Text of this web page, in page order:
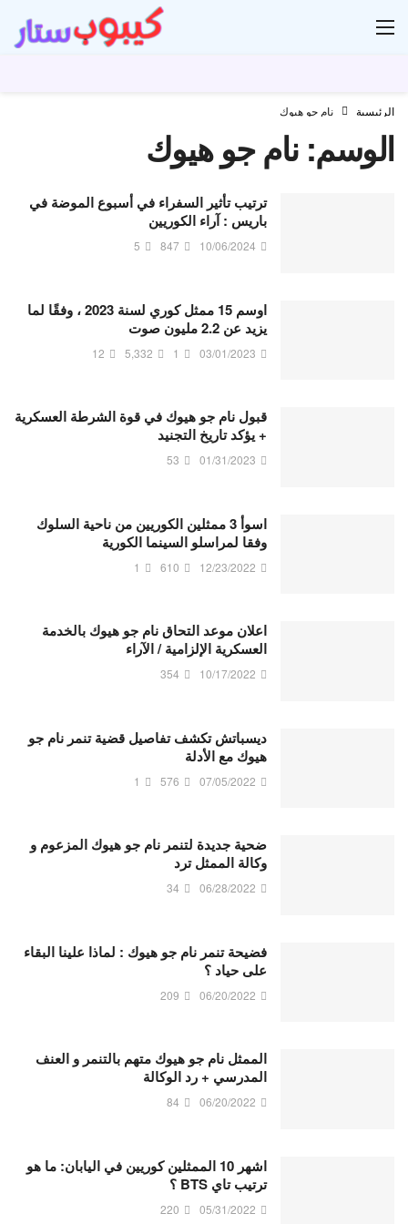
الرئيسية نام جو هيوك
الوسم:نام جو هيوك
ترتيب تأثير السفراء في أسبوع الموضة في
باريس : آراء الكوريين
10/06/2024
847
5
اوسم 15 ممثل كوري لسنة 2023 ، وفقًا لما
يزيد عن 2.2 مليون صوت
03/01/2023
1
5,332
12
قبول نام جو هيوك في قوة الشرطة العسكرية
+ يؤكد تاريخ التجنيد
01/31/2023
53
اسوأ 3 ممثلين الكوريين من ناحية السلوك
وفقا لمراسلو السينما الكورية
12/23/2022
610
1
اعلان موعد التحاق نام جو هيوك بالخدمة
العسكرية الإلزامية / الآراء
10/17/2022
354
ديسباتش تكشف تفاصيل قضية تنمر نام جو
هيوك مع الأدلة
07/05/2022
576
1
ضحية جديدة لتنمر نام جو هيوك المزعوم و
وكالة الممثل ترد
06/28/2022
34
فضيحة تنمر نام جو هيوك : لماذا علينا البقاء
على حياد ؟
06/20/2022
209
الممثل نام جو هيوك متهم بالتنمر و العنف
المدرسي + رد الوكالة
06/20/2022
84
اشهر 10 الممثلين كوريين في اليابان: ما هو
ترتيب تاي BTS ؟
05/31/2022
220